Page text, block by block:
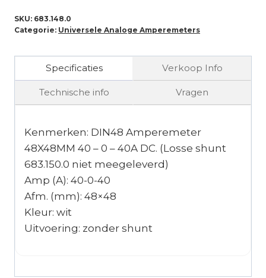
SKU: 683.148.0
Categorie: Universele Analoge Amperemeters
Specificaties Verkoop Info
Technische info Vragen
Kenmerken: DIN48 Amperemeter
48X48MM 40 – 0 – 40A DC. (Losse shunt
683.150.0 niet meegeleverd)
Amp (A): 40-0-40
Afm. (mm): 48×48
Kleur: wit
Uitvoering: zonder shunt